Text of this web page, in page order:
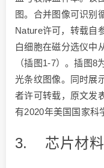
图。合并图像可识别
Nature许可，转载自
白细胞在磁分选仪中
（插图1-7）。插图
光条纹图像。同时展
者许可转载，原文发
有2020年美国国家科
3. 芯片材料